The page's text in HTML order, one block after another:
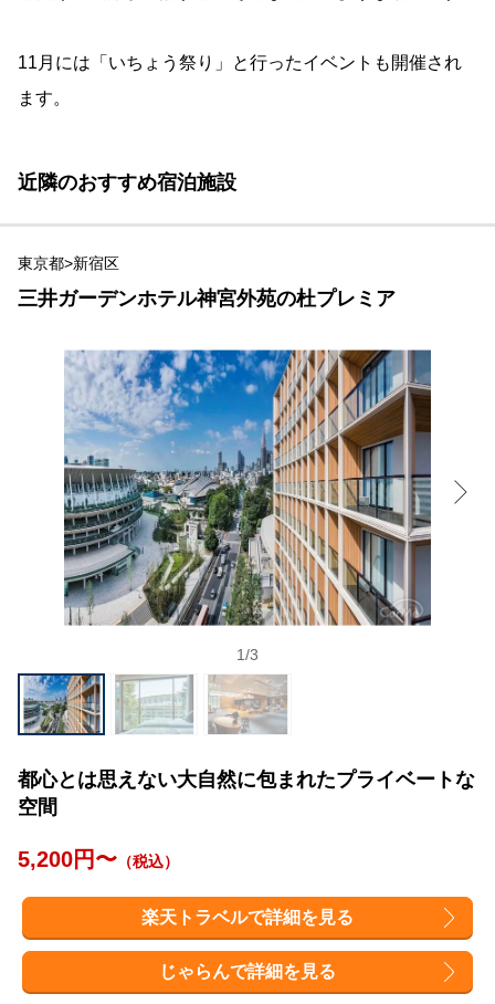
11月には「いちょう祭り」と行ったイベントも開催され
ます。
近隣のおすすめ宿泊施設
東京都>新宿区
三井ガーデンホテル神宮外苑の杜プレミア
1/3
都心とは思えない大自然に包まれたプライベートな
空間
5,200円〜 （税込）
楽天トラベルで詳細を見る
じゃらんで詳細を見る